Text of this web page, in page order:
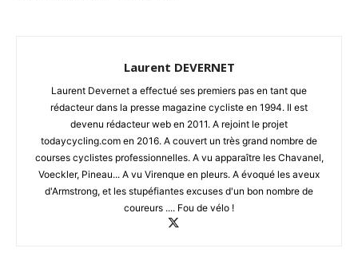
Laurent DEVERNET
Laurent Devernet a effectué ses premiers pas en tant que
rédacteur dans la presse magazine cycliste en 1994. Il est
devenu rédacteur web en 2011. A rejoint le projet
todaycycling.com en 2016. A couvert un très grand nombre de
courses cyclistes professionnelles. A vu apparaître les Chavanel,
Voeckler, Pineau... A vu Virenque en pleurs. A évoqué les aveux
d'Armstrong, et les stupéfiantes excuses d'un bon nombre de
coureurs .... Fou de vélo !